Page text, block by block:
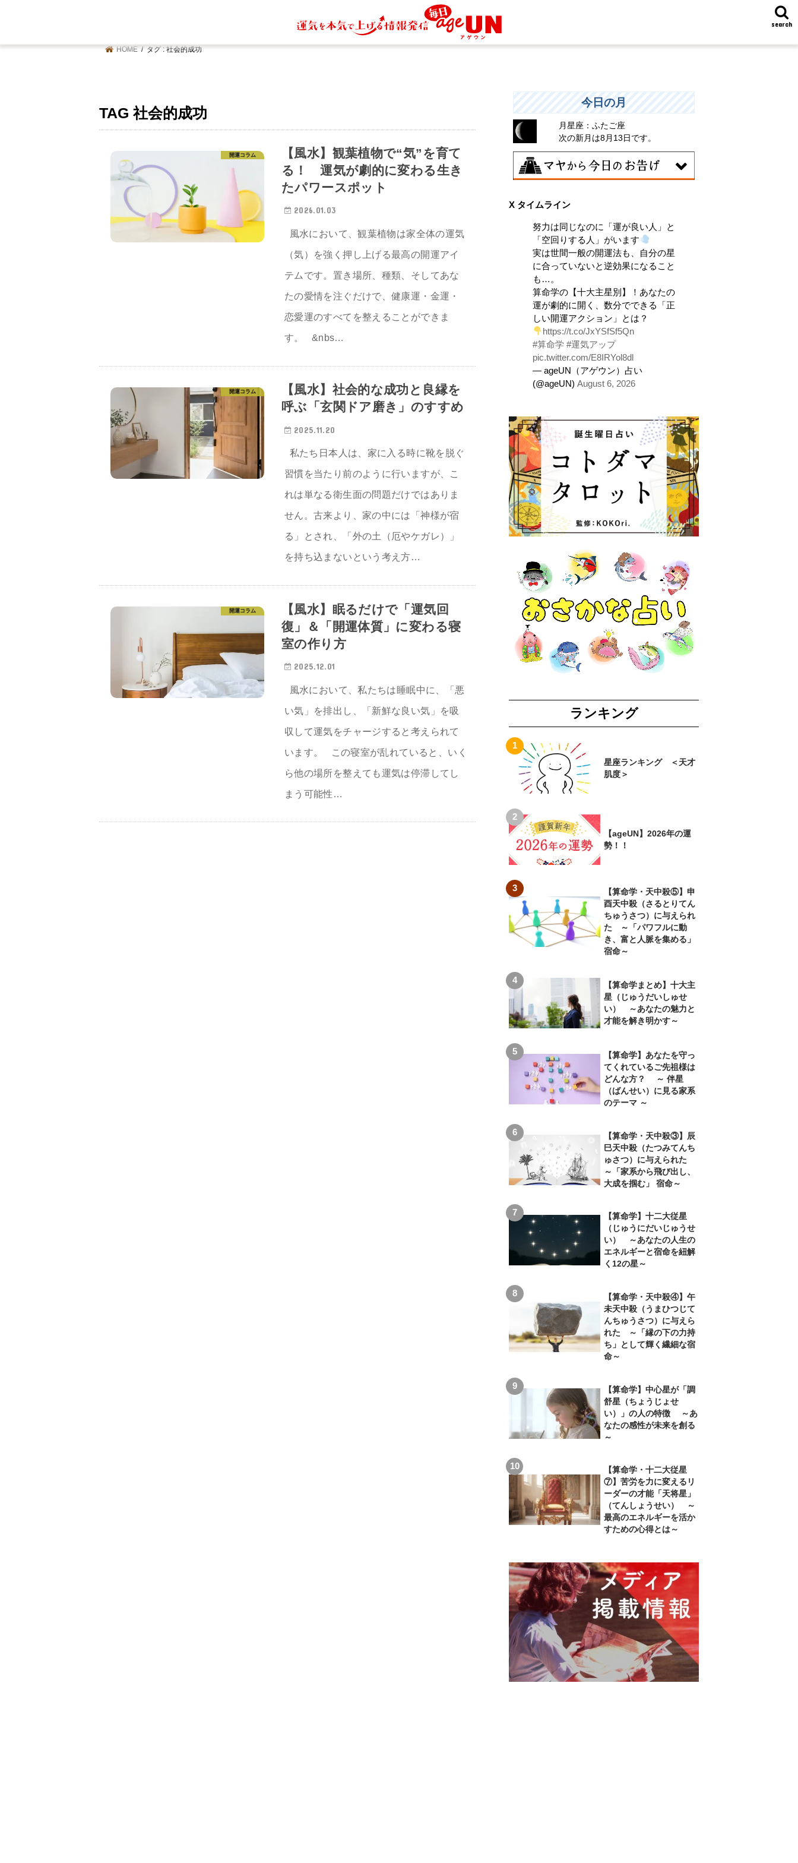
search
HOME タグ : 社会的成功
TAG 社会的成功
開運コラム
【風水】観葉植物で“気”を育て
る！ 運気が劇的に変わる生き
たパワースポット
2026.01.03
風水において、観葉植物は家全体の運気
（気）を強く押し上げる最高の開運アイ
テムです。置き場所、種類、そしてあな
たの愛情を注ぐだけで、健康運・金運・
恋愛運のすべてを整えることができま
す。 &nbs…
開運コラム
【風水】社会的な成功と良縁を
呼ぶ「玄関ドア磨き」のすすめ
2025.11.20
私たち日本人は、家に入る時に靴を脱ぐ
習慣を当たり前のように行いますが、こ
れは単なる衛生面の問題だけではありま
せん。古来より、家の中には「神様が宿
る」とされ、「外の土（厄やケガレ）」
を持ち込まないという考え方…
開運コラム
【風水】眠るだけで「運気回
復」＆「開運体質」に変わる寝
室の作り方
2025.12.01
風水において、私たちは睡眠中に、「悪
い気」を排出し、「新鮮な良い気」を吸
収して運気をチャージすると考えられて
います。 この寝室が乱れていると、いく
ら他の場所を整えても運気は停滞してし
まう可能性…
今日の月
月星座：ふたご座
次の新月は8月13日です。
興味のある分野で、熟練を志す日。なんと
なくではなく、そこに集中に、没頭するこ
とで、才能が開花します。
X タイムライン
努力は同じなのに「運が良い人」と
「空回りする人」がいます
実は世間一般の開運法も、自分の星
に合っていないと逆効果になること
も…。
算命学の【十大主星別】！あなたの
運が劇的に開く、数分でできる「正
しい開運アクション」とは？
https://t.co/JxYSfSf5Qn
#算命学 #運気アップ
pic.twitter.com/E8IRYol8dl
— ageUN（アゲウン）占い
(@ageUN) August 6, 2026
ランキング
星座ランキング ＜天才
肌度＞
【ageUN】2026年の運
勢！！
【算命学・天中殺⑤】申
酉天中殺（さるとりてん
ちゅうさつ）に与えられ
た ～「パワフルに動
き、富と人脈を集める」
宿命～
【算命学まとめ】十大主
星（じゅうだいしゅせ
い） ～あなたの魅力と
才能を解き明かす～
【算命学】あなたを守っ
てくれているご先祖様は
どんな方？ ～ 伴星
（ばんせい）に見る家系
のテーマ ～
【算命学・天中殺③】辰
巳天中殺（たつみてんち
ゅさつ）に与えられた
～「家系から飛び出し、
大成を掴む」 宿命～
【算命学】十二大従星
（じゅうにだいじゅうせ
い） ～あなたの人生の
エネルギーと宿命を紐解
く12の星～
【算命学・天中殺④】午
未天中殺（うまひつじて
んちゅうさつ）に与えら
れた ～「縁の下の力持
ち」として輝く繊細な宿
命～
【算命学】中心星が「調
舒星（ちょうじょせ
い）」の人の特徴 ～あ
なたの感性が未来を創る
～
【算命学・十二大従星
⑦】苦労を力に変えるリ
ーダーの才能「天将星」
（てんしょうせい） ～
最高のエネルギーを活か
すための心得とは～